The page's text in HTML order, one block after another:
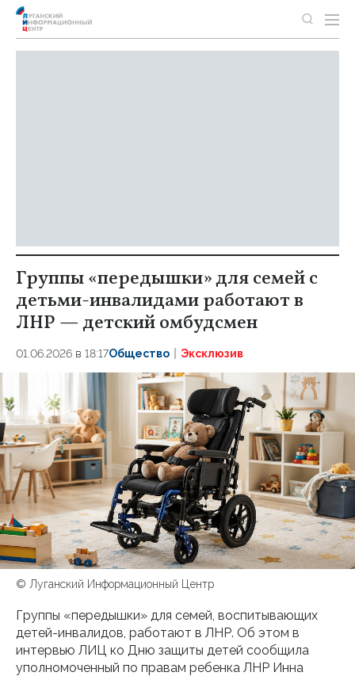
Группы «передышки» для семей с
детьми-инвалидами работают в
ЛНР — детский омбудсмен
01.06.2026 в 18:17Общество Эксклюзив
© Луганский Информационный Центр
Группы «передышки» для семей, воспитывающих
детей-инвалидов, работают в ЛНР. Об этом в
интервью ЛИЦ ко Дню защиты детей сообщила
уполномоченный по правам ребенка ЛНР Инна